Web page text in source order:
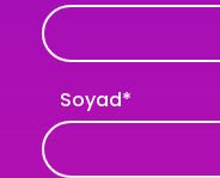
Soyad*